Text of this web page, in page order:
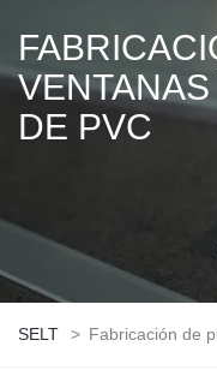
DE PVC
SELT > Fabricación de